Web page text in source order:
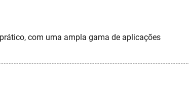
com uma ampla gama de aplicações